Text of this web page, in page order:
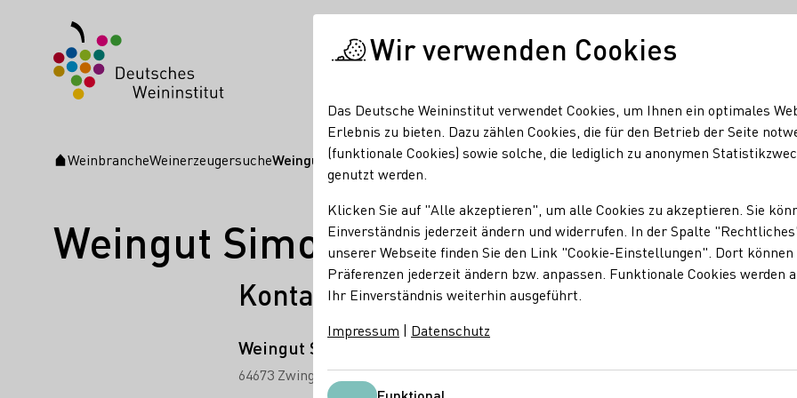
Startseite
WeinbrancheWeinerzeugersucheWeingut Simon-Bürkle
Weingut Simon-Bürkle
Kontakt
Weingut Simon-Bürkle
64673 Zwingenberg Wiesenpromenade 13 Hessische Bergstraße Deutschland
Wir verwenden Cookies
Das Deutsche Weininstitut verwendet Cookies, um Ihnen ein optimales
Erlebnis zu bieten. Dazu zählen Cookies, die für den Betrieb der Seite
(funktionale Cookies) sowie solche, die lediglich zu anonymen
genutzt werden.
Klicken Sie auf "Alle akzeptieren", um alle Cookies zu akzeptieren. Sie
Einverständnis jederzeit ändern und widerrufen. In der Spalte
unserer Webseite finden Sie den Link "Cookie-Einstellungen". Dort können
Präferenzen jederzeit ändern bzw. anpassen. Funktionale Cookies werden
Ihr Einverständnis weiterhin ausgeführt.
Impressum | Datenschutz